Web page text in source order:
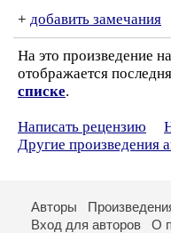
+ добавить замечания
На это произведение
отображается
списке.
Написать рецензию
Другие произведения
Авторы
Вход для авторов
О